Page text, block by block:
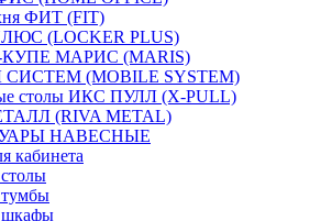
ФИТ (FIT)
(LOCKER PLUS)
МАРИС (MARIS)
(MOBILE SYSTEM)
столы ИКС ПУЛЛ (X-PULL)
(RIVA METAL)
НАВЕСНЫЕ
кабинета